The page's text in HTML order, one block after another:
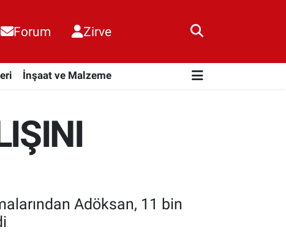
Forum Zirve
İnşaat ve Malzeme
Adöksan, 11 bin